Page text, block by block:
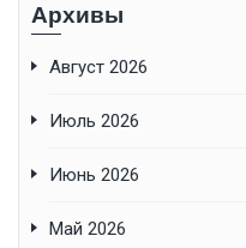
Архивы
Август 2026
Июль 2026
Июнь 2026
Май 2026